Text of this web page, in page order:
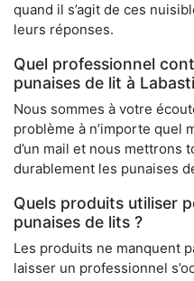
quand il s’agit de ces
leurs réponses.
Quel professionnel
punaises de lit à
Nous sommes à votre
problème à n’importe quel
d’un mail et nous
durablement les punaises
Quels produits utiliser
punaises de lits ?
Les produits ne manquent
laisser un professionnel